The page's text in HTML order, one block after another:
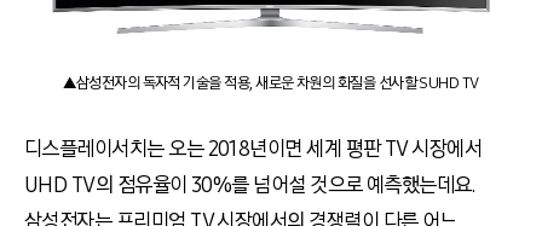
▲삼성전자의 독자적 기술을 적용, 새로운 차원의 화질을 선사할 SUHD TV
디스플레이서치는 오는 2018년이면 세계 평판 TV 시장에서
UHD TV의 점유율이 30%를 넘어설 것으로 예측했는데요.